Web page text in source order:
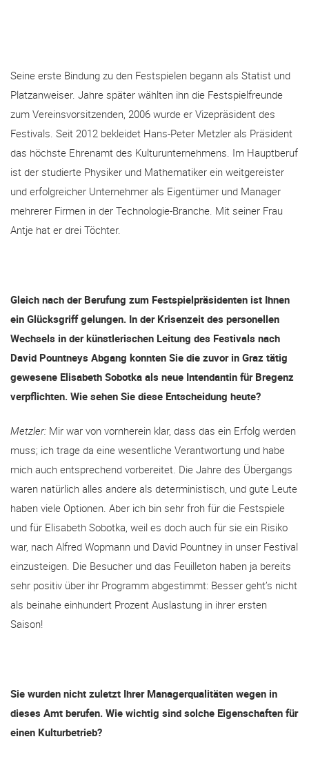
Seine erste Bindung zu den Festspielen begann als Statist und
Platzanweiser. Jahre später wählten ihn die Festspielfreunde
zum Vereinsvorsitzenden, 2006 wurde er Vizepräsident des
Festivals. Seit 2012 bekleidet Hans-Peter Metzler als Präsident
das höchste Ehrenamt des Kulturunternehmens. Im Hauptberuf
ist der studierte Physiker und Mathematiker ein weitgereister
und erfolgreicher Unternehmer als Eigentümer und Manager
mehrerer Firmen in der Technologie-Branche. Mit seiner Frau
Antje hat er drei Töchter.
Gleich nach der Berufung zum Festspielpräsidenten ist Ihnen
ein Glücksgriff gelungen. In der Krisenzeit des personellen
Wechsels in der künstlerischen Leitung des Festivals nach
David Pountneys Abgang konnten Sie die zuvor in Graz tätig
gewesene Elisabeth Sobotka als neue Intendantin für Bregenz
verpflichten. Wie sehen Sie diese Entscheidung heute?
Metzler: Mir war von vornherein klar, dass das ein Erfolg werden
muss; ich trage da eine wesentliche Verantwortung und habe
mich auch entsprechend vorbereitet. Die Jahre des Übergangs
waren natürlich alles andere als deterministisch, und gute Leute
haben viele Optionen. Aber ich bin sehr froh für die Festspiele
und für Elisabeth Sobotka, weil es doch auch für sie ein Risiko
war, nach Alfred Wopmann und David Pountney in unser Festival
einzusteigen. Die Besucher und das Feuilleton haben ja bereits
sehr positiv über ihr Programm abgestimmt: Besser geht’s nicht
als beinahe einhundert Prozent Auslastung in ihrer ersten
Saison!
Sie wurden nicht zuletzt Ihrer Managerqualitäten wegen in
dieses Amt berufen. Wie wichtig sind solche Eigenschaften für
einen Kulturbetrieb?